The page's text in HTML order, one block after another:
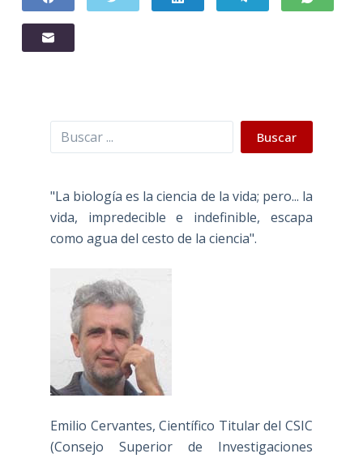
Buscar Buscar
"La biología es la ciencia de la vida; pero... la
vida, impredecible e indefinible, escapa
como agua del cesto de la ciencia".
Emilio Cervantes, Científico Titular del CSIC
(Consejo Superior de Investigaciones